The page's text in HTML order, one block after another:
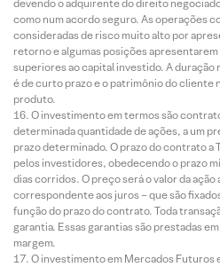
devendo o adquirente do direito
como num acordo seguro. As operações
consideradas de risco muito alto por
retorno e algumas posições
superiores ao capital investido. A
é de curto prazo e o patrimônio do cliente
produto.
O investimento em termos são
determinada quantidade de ações, a um
prazo determinado. O prazo do contrato
pelos investidores, obedecendo o prazo
dias corridos. O preço será o valor da
correspondente aos juros – que são
função do prazo do contrato. Toda
garantia. Essas garantias são prestadas
margem.
O investimento em Mercados Futuros